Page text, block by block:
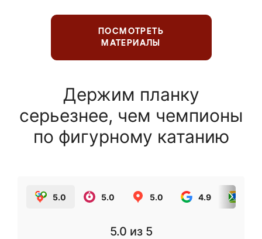
ПОСМОТРЕТЬ
МАТЕРИАЛЫ
Держим планку
серьезнее, чем чемпионы
по фигурному катанию
5.0 5.0 5.0 4.9
5.0 из 5